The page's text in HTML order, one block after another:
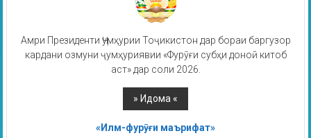
Амри Президенти Ҷумҳурии Тоҷикистон дар бораи баргузор
кардани озмуни ҷумҳуриявии «Фурӯғи субҳи доноӣ китоб
аст» дар соли 2026.
«Илм-фурӯғи маърифат»